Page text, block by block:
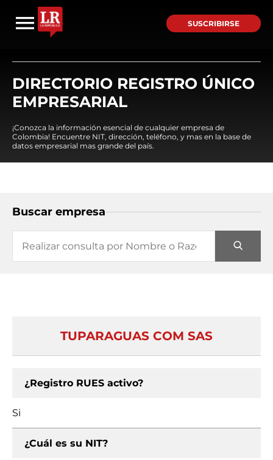
SUSCRIBIRSE
DIRECTORIO REGISTRO ÚNICO
EMPRESARIAL
¡Conozca la información esencial de cualquier empresa de
Colombia! Encuentre NIT, dirección, teléfono, y mas en la base de
datos empresarial mas grande del país.
Buscar empresa
TUPARAGUAS COM SAS
¿Registro RUES activo?
Si
¿Cuál es su NIT?